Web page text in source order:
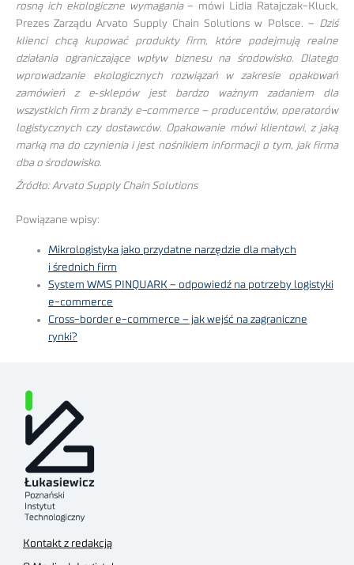
rosną ich ekologiczne wymagania– mówi Lidia Ratajczak-Kluck,
Prezes Zarządu Arvato Supply Chain Solutions w Polsce. – Dziś
klienci chcą kupować produkty firm, które podejmują realne
działania ograniczające wpływ biznesu na środowisko. Dlatego
wprowadzanie ekologicznych rozwiązań w zakresie opakowań
zamówień z e‑sklepów jest bardzo ważnym zadaniem dla
wszystkich firm z branży e-commerce – producentów, operatorów
logistycznych czy dostawców. Opakowanie mówi klientowi, z jaką
marką ma do czynienia i jest nośnikiem informacji o tym, jak firma
dba o środowisko.
Źródło: Arvato Supply Chain Solutions
Powiązane wpisy:
Mikrologistyka jako przydatne narzędzie dla małych
i średnich firm
System WMS PINQUARK – odpowiedź na potrzeby logistyki
e-commerce
Cross-border e-commerce – jak wejść na zagraniczne
rynki?
Kontakt z redakcją